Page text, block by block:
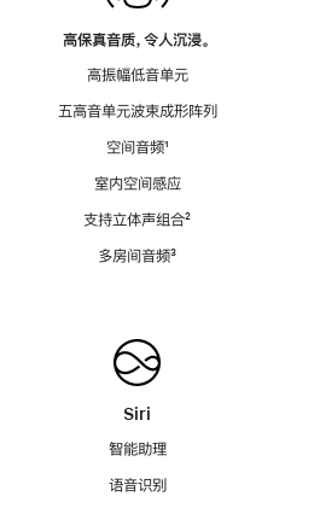
高保真音质，令人沉浸。
高振幅低音单元
五高音单元波束成形阵列
空间音频脚
¹
室内空间感应
支持立体声组合脚
²
多房间音频脚
³
Siri
智能助理
语音识别